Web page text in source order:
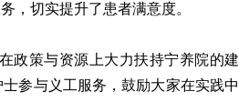
，切实提升了患者满意度。
政策与资源上大力扶持宁养院的建
参与义工服务，鼓励大家在实践中